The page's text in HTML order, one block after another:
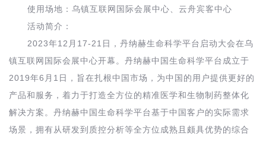
使用场地：乌镇互联网国际会展中心、云舟宾客中心
活动简介：
2023年12 月 17-21 日，丹纳赫生命科学平台启动大会在乌
镇互联网国际会展中心开幕。丹纳赫中国生命科学平台 成立于
2019年6 月 1 日，旨在扎根中国市场，为中国的用户提供更好的
产品和服务，着力于打造全方位的精准医学和生物制药整体化
解决方案。丹纳赫中国生命科学平台基于中国客户的实际需求
场景，拥有从研发到质控分析等全方位成熟且颇具优势的综合